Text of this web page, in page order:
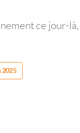
ce jour-
2025